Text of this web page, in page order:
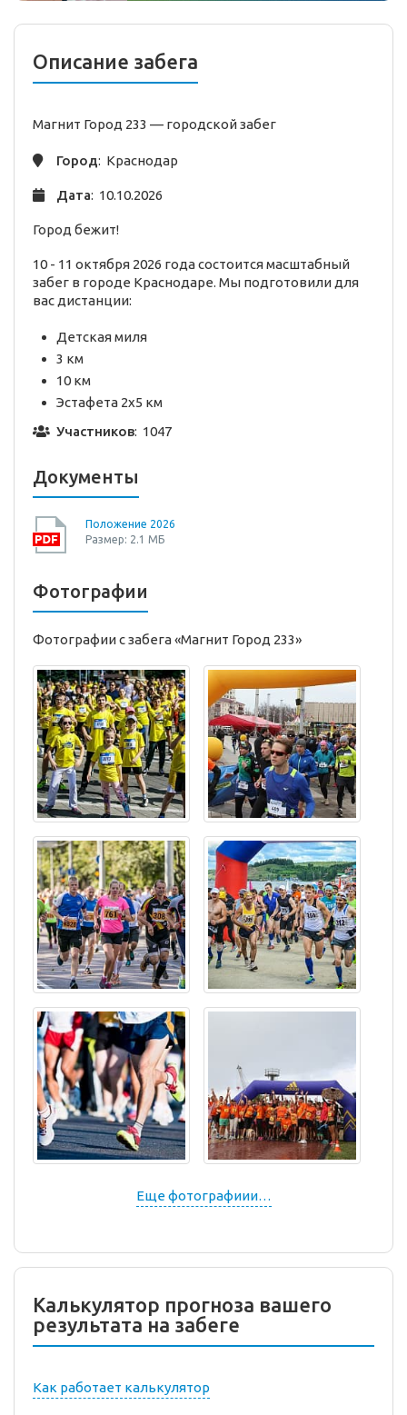
Описание забега
Магнит Город 233 — городскойзабег
Город: Краснодар
Дата: 10.10.2026
Город бежит!
10 - 11 октября 2026 года состоится масштабный
забег в городе Краснодаре. Мы подготовили для
вас дистанции:
Детская миля
3 км
10 км
Эстафета 2х5 км
Участников: 1047
Документы
Положение 2026
Размер: 2.1 МБ
Фотографии
Фотографии с забега «Магнит Город 233»
Еще фотографиии…
Калькулятор прогноза вашего
результата на забеге
Как работает калькулятор